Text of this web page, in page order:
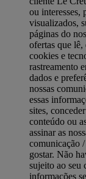
ou interesses,
visualizados,
páginas do
ofertas que
cookies e
rastreamento
dados e
nossas
essas
sites,
conteúdo ou
assinar as
comunicação
gostar. Não
sujeito ao seu
informações